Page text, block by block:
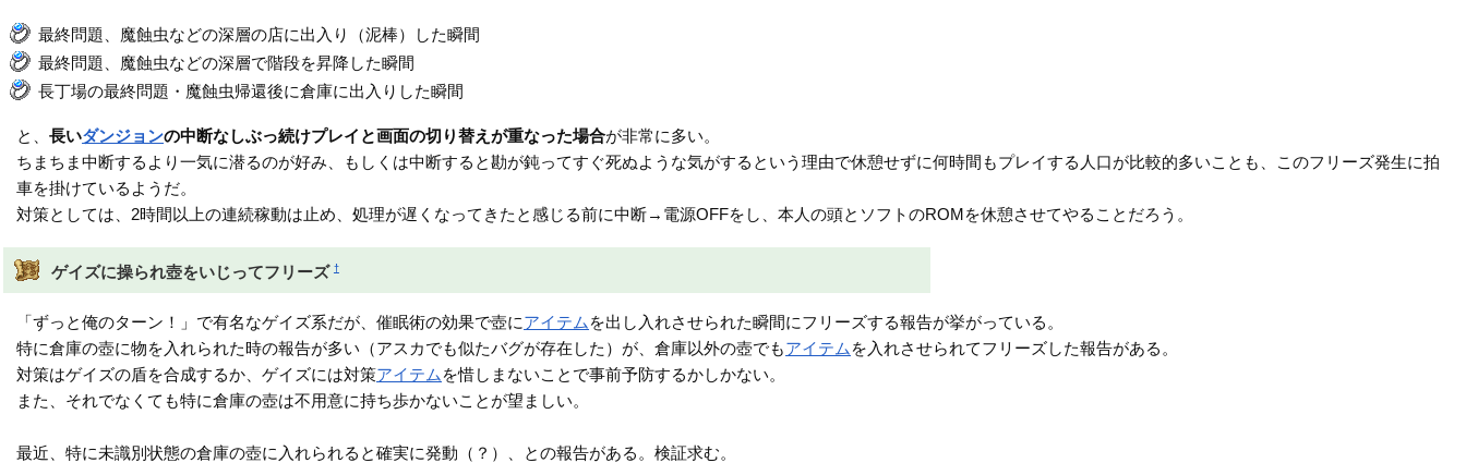
最終問題、魔蝕虫などの深層の店に出入り（泥棒）した瞬間
最終問題、魔蝕虫などの深層で階段を昇降した瞬間
長丁場の最終問題・魔蝕虫帰還後に倉庫に出入りした瞬間
と、長いダンジョンの中断なしぶっ続けプレイと画面の切り替えが重なった場合が非常に多い。
ちまちま中断するより一気に潜るのが好み、もしくは中断すると勘が鈍ってすぐ死ぬような気がするという理由で休憩せずに何時間もプレイする人口が比較的多いことも、このフリーズ発生に拍
車を掛けているようだ。
対策としては、2時間以上の連続稼動は止め、処理が遅くなってきたと感じる前に中断→電源OFFをし、本人の頭とソフトのROMを休憩させてやることだろう。
ゲイズに操られ壺をいじってフリーズ †
「ずっと俺のターン！」で有名なゲイズ系だが、催眠術の効果で壺にアイテム を出し入れさせられた瞬間にフリーズする報告が挙がっている。
特に倉庫の壺に物を入れられた時の報告が多い（アスカでも似たバグが存在した）が、倉庫以外の壺でもアイテム を入れさせられてフリーズした報告がある。
対策はゲイズの盾を合成するか、ゲイズには対策アイテム を惜しまないことで事前予防するかしかない。
また、それでなくても特に倉庫の壺は不用意に持ち歩かないことが望ましい。
最近、特に未識別状態の倉庫の壺に入れられると確実に発動（？）、との報告がある。検証求む。